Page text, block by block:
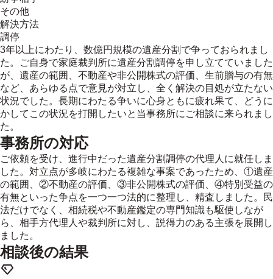
その他
解決方法
調停
3年以上にわたり、数億円規模の遺産分割で争っておられまし
た。ご自身で家庭裁判所に遺産分割調停を申し立てていました
が、遺産の範囲、不動産や非公開株式の評価、生前贈与の有無
など、あらゆる点で意見が対立し、全く解決の目処が立たない
状況でした。長期にわたる争いに心身ともに疲れ果て、どうに
かしてこの状況を打開したいと当事務所にご相談に来られまし
た。
事務所の対応
ご依頼を受け、進行中だった遺産分割調停の代理人に就任しま
した。対立点が多岐にわたる複雑な事案であったため、①遺産
の範囲、②不動産の評価、③非公開株式の評価、④特別受益の
有無といった争点を一つ一つ法的に整理し、精査しました。民
法だけでなく、相続税や不動産鑑定の専門知識も駆使しなが
ら、相手方代理人や裁判所に対し、説得力のある主張を展開し
ました。
相談後の結果